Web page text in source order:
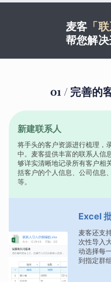
麦客 「
帮您解决
01 / 完善的
新建联系人
将手头的客户资源进行梳理，
中。麦客提供丰富的联系人信
够详实清晰地记录所有客户相
括客户的个人信息、公司信息
等。
Excel
麦客还支
次性导入
动选择每
到指定群